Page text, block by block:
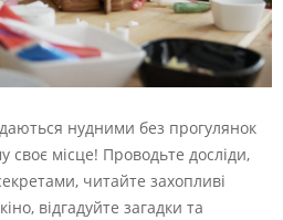
нудними без прогулянок
своє місце! Проводьте досліди,
читайте захопливі
відгадуйте загадки та